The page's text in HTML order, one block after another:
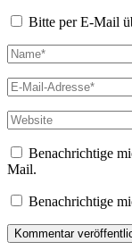
Bitte per E-Mail
Name*
E-
Mail-
Adresse*
Website
Benachrichtige
Mail.
Benachrichtige